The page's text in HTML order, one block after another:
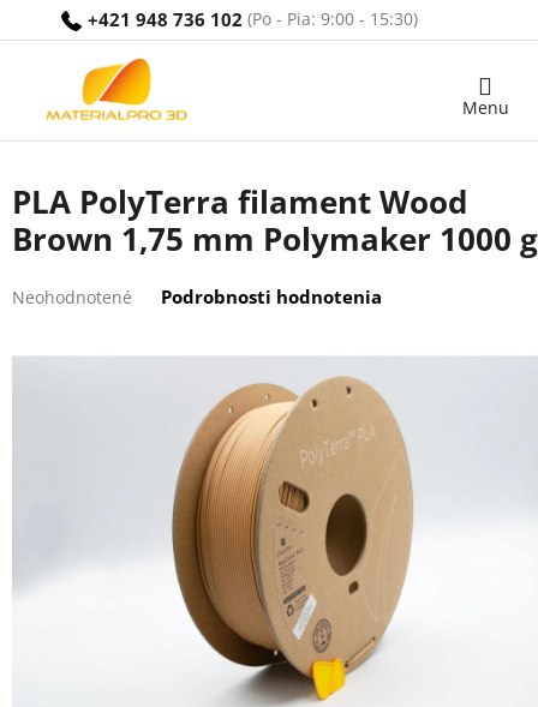
+421 948 736 102
Nákupný
PLA PolyTerra filament Wood
Brown 1,75 mm Polymaker 1000 g
hodnotenie
je
Neohodnotené Podrobnosti hodnotenia